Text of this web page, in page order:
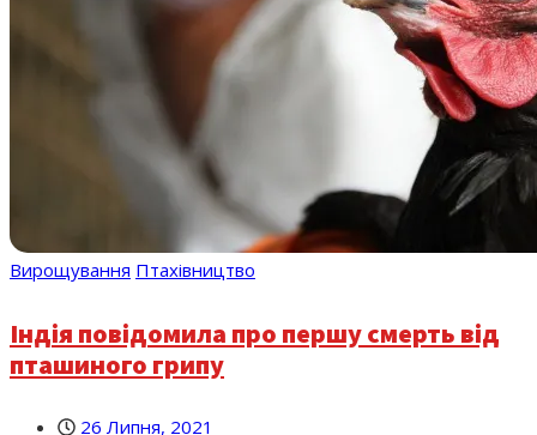
Вирощування Птахівництво
Індія повідомила про першу смерть від
пташиного грипу
26 Липня, 2021